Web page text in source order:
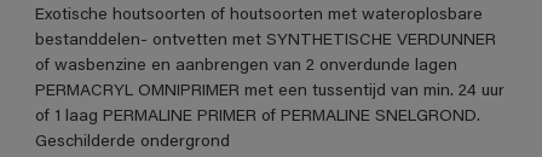
Exotische houtsoorten of houtsoorten met wateroplosbare
bestanddelen- ontvetten met SYNTHETISCHE VERDUNNER
of wasbenzine en aanbrengen van 2 onverdunde lagen
PERMACRYL OMNIPRIMER met een tussentijd van min. 24 uur
of 1 laag PERMALINE PRIMER of PERMALINE SNELGROND.
Geschilderde ondergrond